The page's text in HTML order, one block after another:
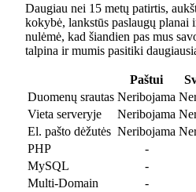
Daugiau nei 15 metų patirtis,
kokybė, lankstūs paslaugų planai
nulėmė, kad šiandien pas mus
talpina ir mumis pasitiki
Paštui
Duomenų srautas Neribojama
Vieta serveryje
Neribojama
El. pašto dėžutės Neribojama
PHP
-
MySQL
-
Multi-Domain
-